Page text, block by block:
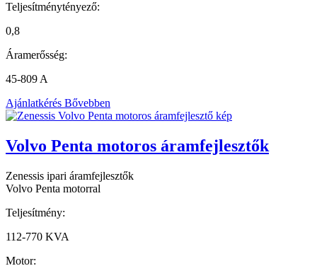
Teljesítménytényező:
0,8
Áramerősség:
45-809 A
Ajánlatkérés Bővebben
Volvo Penta motoros áramfejlesztők
Zenessis ipari áramfejlesztők
Volvo Penta motorral
Teljesítmény:
112-770 KVA
Motor: